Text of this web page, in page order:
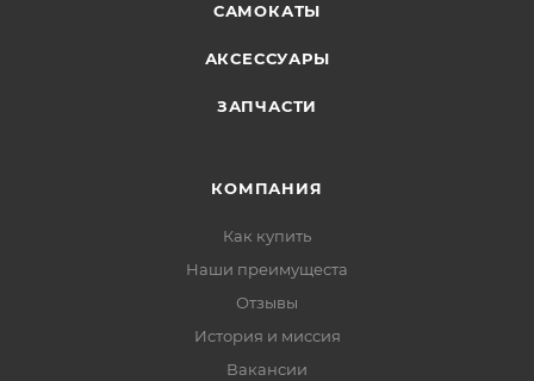
САМОКАТЫ
АКСЕССУАРЫ
ЗАПЧАСТИ
КОМПАНИЯ
Как купить
Наши преимущеста
Отзывы
История и миссия
Вакансии